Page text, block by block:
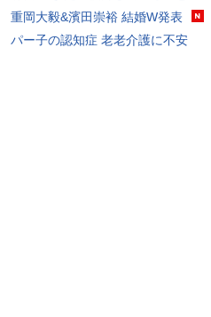
重岡大毅&濱田崇裕 結婚W発表
パー子の認知症 老老介護に不安